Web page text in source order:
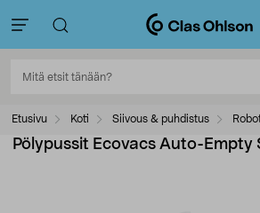
Etusivu Koti Siivous & puhdistus
Pölypussit Ecovacs Auto-Empty